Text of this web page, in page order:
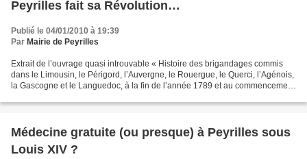
Peyrilles fait sa Révolution…
Publié le 04/01/2010 à 19:39
Par Mairie de Peyrilles
Extrait de l’ouvrage quasi introuvable « Histoire des brigandages commis
dans le Limousin, le Périgord, l’Auvergne, le Rouergue, le Querci, l’Agénois,
la Gascogne et le Languedoc, à la fin de l’année 1789 et au commencement
Médecine gratuite (ou presque) à Peyrilles sous
Louis XIV ?